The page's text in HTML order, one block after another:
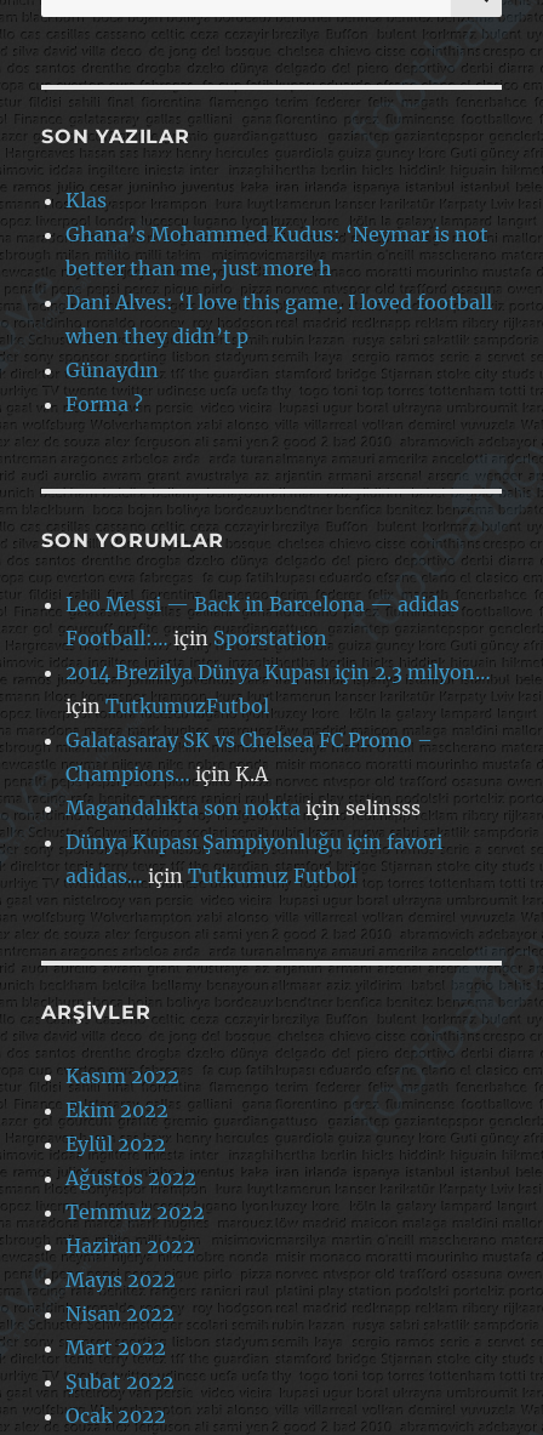
SON YAZILAR
Klas
Ghana’s Mohammed Kudus: ‘Neymar is not
better than me, just more h
Dani Alves: ‘I love this game. I loved football
when they didn’t p
Günaydın
Forma ?
SON YORUMLAR
Leo Messi — Back in Barcelona — adidas
Football:… için Sporstation
2014 Brezilya Dünya Kupası için 2.3 milyon…
içinTutkumuzFutbol
Galatasaray SK vs Chelsea FC Promo –
Champions…içinK.A
Magandalıkta son nokta içinselinsss
Dünya Kupası Şampiyonluğu için favori
adidas…içinTutkumuz Futbol
ARŞIVLER
Kasım 2022
Ekim 2022
Eylül 2022
Ağustos 2022
Temmuz 2022
Haziran 2022
Mayıs 2022
Nisan 2022
Mart 2022
Şubat 2022
Ocak 2022